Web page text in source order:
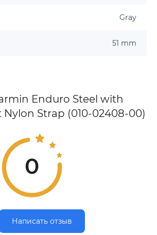
Gray
51 mm
Enduro Steel with
Nylon Strap (010-02408-00)
0
Написать отзыв